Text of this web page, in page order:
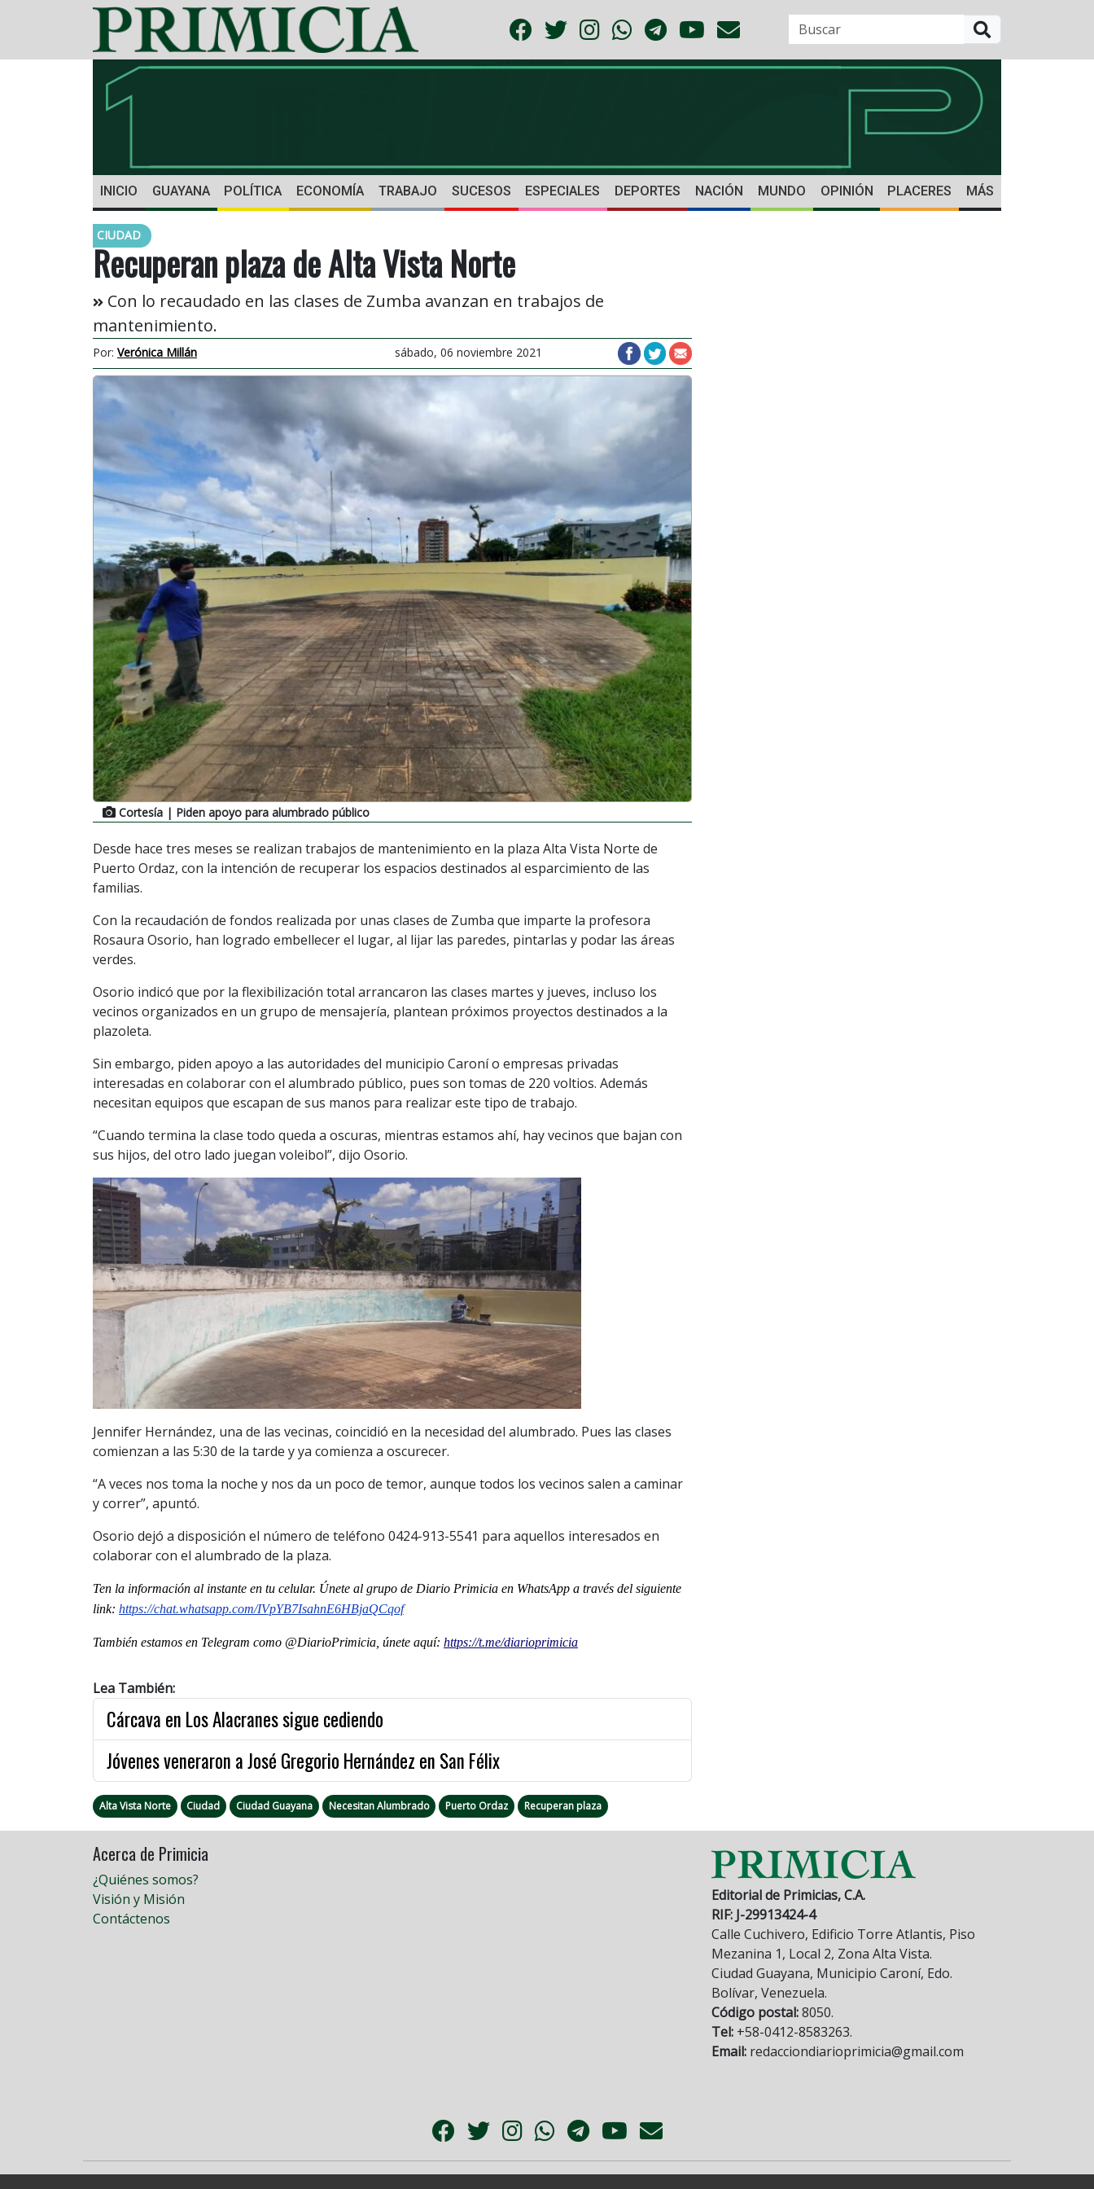
INICIO GUAYANA POLÍTICA ECONOMÍA TRABAJO SUCESOS ESPECIALES DEPORTES NACIÓN MUNDO OPINIÓN PLACERES MÁS
CIUDAD
Recuperan plaza de Alta Vista Norte
Con lo recaudado en las clases de Zumba avanzan en trabajos de
mantenimiento.
Por: Verónica Millán sábado, 06 noviembre 2021
Cortesía | Piden apoyo para alumbrado público
Desde hace tres meses se realizan trabajos de mantenimiento en la plaza Alta Vista Norte de
Puerto Ordaz, con la intención de recuperar los espacios destinados al esparcimiento de las
familias.
Con la recaudación de fondos realizada por unas clases de Zumba que imparte la profesora
Rosaura Osorio, han logrado embellecer el lugar, al lijar las paredes, pintarlas y podar las áreas
verdes.
Osorio indicó que por la flexibilización total arrancaron las clases martes y jueves, incluso los
vecinos organizados en un grupo de mensajería, plantean próximos proyectos destinados a la
plazoleta.
Sin embargo, piden apoyo a las autoridades del municipio Caroní o empresas privadas
interesadas en colaborar con el alumbrado público, pues son tomas de 220 voltios. Además
necesitan equipos que escapan de sus manos para realizar este tipo de trabajo.
“Cuando termina la clase todo queda a oscuras, mientras estamos ahí, hay vecinos que bajan con
sus hijos, del otro lado juegan voleibol”, dijo Osorio.
Jennifer Hernández, una de las vecinas, coincidió en la necesidad del alumbrado. Pues las clases
comienzan a las 5:30 de la tarde y ya comienza a oscurecer.
“A veces nos toma la noche y nos da un poco de temor, aunque todos los vecinos salen a caminar
y correr”, apuntó.
Osorio dejó a disposición el número de teléfono 0424-913-5541 para aquellos interesados en
colaborar con el alumbrado de la plaza.
Ten la información al instante en tu celular. Únete al grupo de Diario Primicia en WhatsApp a través del siguiente
link: https://chat.whatsapp.com/IVpYB7IsahnE6HBjaQCqof
También estamos en Telegram como @DiarioPrimicia, únete aquí: https://t.me/diarioprimicia
Lea También:
Cárcava en Los Alacranes sigue cediendo
Jóvenes veneraron a José Gregorio Hernández en San Félix
Alta Vista Norte Ciudad Ciudad Guayana Necesitan Alumbrado Puerto Ordaz Recuperan plaza
Acerca de Primicia
¿Quiénes somos?
Visión y Misión
Contáctenos
Editorial de Primicias, C.A.
RIF: J-29913424-4
Calle Cuchivero, Edificio Torre Atlantis, Piso
Mezanina 1, Local 2, Zona Alta Vista.
Ciudad Guayana, Municipio Caroní, Edo.
Bolívar, Venezuela.
Código postal:8050.
Tel: +58-0412-8583263.
Email: redacciondiarioprimicia@gmail.com